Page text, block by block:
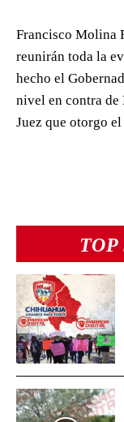
Francisco Molina
reunirán toda la
hecho el
nivel en contra de
Juez que otorgo